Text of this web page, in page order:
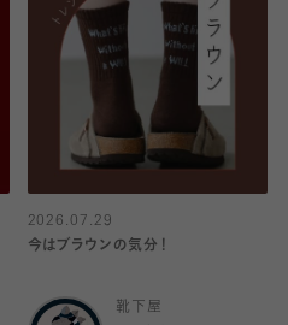
2026.07.29
今はブラウンの気分！
靴下屋